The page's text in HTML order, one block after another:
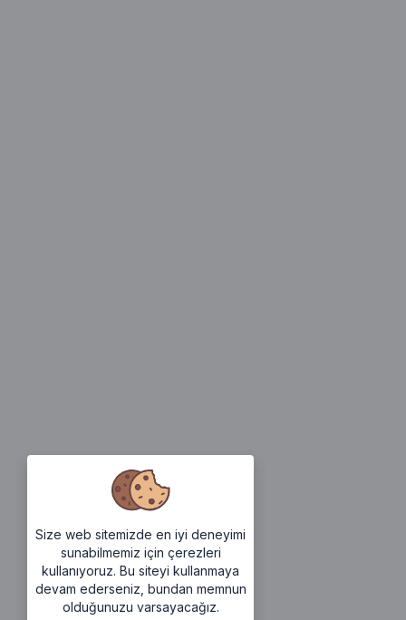
Size web sitemizde en iyi deneyimi
sunabilmemiz için çerezleri
kullanıyoruz. Bu siteyi kullanmaya
devam ederseniz, bundan memnun
olduğunuzu varsayacağız.